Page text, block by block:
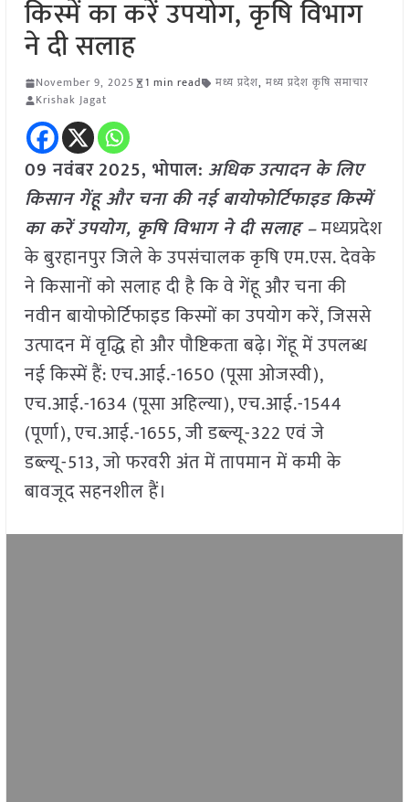
किस्में का करें उपयोग, कृषि विभाग
ने दी सलाह
November 9, 2025 1 min read मध्य प्रदेश, मध्य प्रदेश कृषि समाचार
Krishak Jagat
09 नवंबर2025, भोपाल: अधिक उत्पादन के लिए
किसान गेंहू और चना की नई बायोफोर्टिफाइड किस्में
का करें उपयोग, कृषि विभाग ने दी सलाह –मध्यप्रदेश
के बुरहानपुर जिले के उपसंचालक कृषि एम.एस. देवके
ने किसानों को सलाह दी है कि वे गेंहू और चना की
नवीन बायोफोर्टिफाइड किस्मों का उपयोग करें, जिससे
उत्पादन में वृद्धि हो और पौष्टिकता बढ़े। गेंहू में उपलब्ध
नई किस्में हैं: एच.आई.-1650 (पूसा ओजस्वी),
एच.आई.-1634 (पूसा अहिल्या), एच.आई.-1544
(पूर्णा), एच.आई.-1655, जी डब्ल्यू-322 एवं जे
डब्ल्यू-513, जो फरवरी अंत में तापमान में कमी के
बावजूद सहनशील हैं।